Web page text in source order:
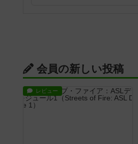
会員の新しい投稿
レビュー